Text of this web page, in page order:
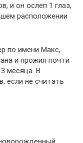
и он ослеп 1 глаз,
расположении
по имени Макс,
и прожил почти
месяца. В
если не считать